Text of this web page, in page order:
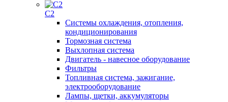
C2
Системы охлаждения, отопления,
кондиционирования
Тормозная система
Выхлопная система
Двигатель - навесное оборудование
Фильтры
Топливная система, зажигание,
электрооборудование
Лампы, щетки, аккумуляторы